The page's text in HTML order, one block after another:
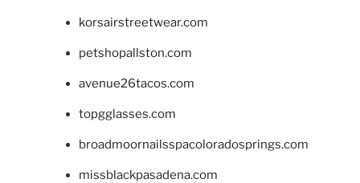
korsairstreetwear.com
petshopallston.com
avenue26tacos.com
topgglasses.com
broadmoornailsspacoloradosprings.com
missblackpasadena.com